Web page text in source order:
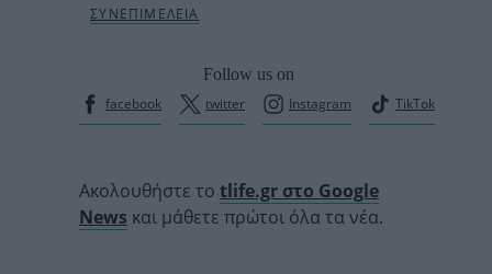
Follow us on
facebook
twitter Instagram TikTok
Ακολουθήστε το tlife.gr στο Google
News και μάθετε πρώτοι όλα τα νέα.